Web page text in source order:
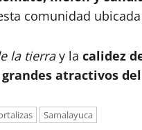
comunidad
la tierray la calidez
grandes atractivos
Samalayuca